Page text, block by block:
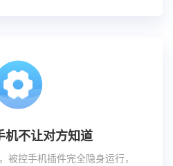
机不让对方知道
被控手机插件完全隐身运行，